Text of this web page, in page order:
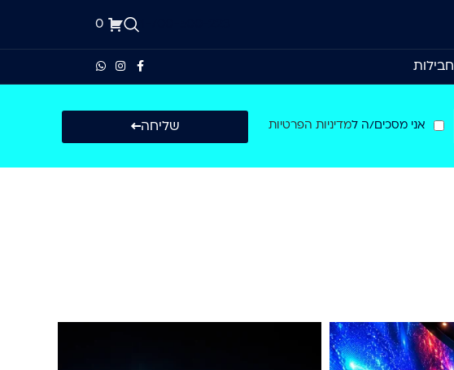
0
חבילות
אני מסכים/ה למדיניות הפרטיות שליחה